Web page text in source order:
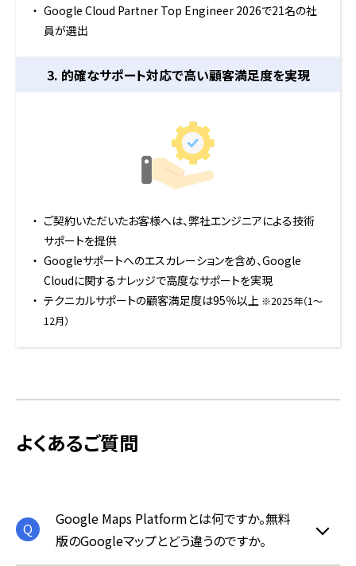
Google Cloud Partner Top Engineer 2026で21名の社
員が選出
3. 的確なサポート対応で高い顧客満足度を実現
ご契約いただいたお客様へは、弊社エンジニアによる技術
サポートを提供
Googleサポートへのエスカレーションを含め、Google
Cloudに関するナレッジで高度なサポートを実現
テクニカルサポートの顧客満足度は95％以上 ※2025年（1〜
12月）
よくあるご質問
Google Maps Platformとは何ですか。無料
版のGoogleマップとどう違うのですか。